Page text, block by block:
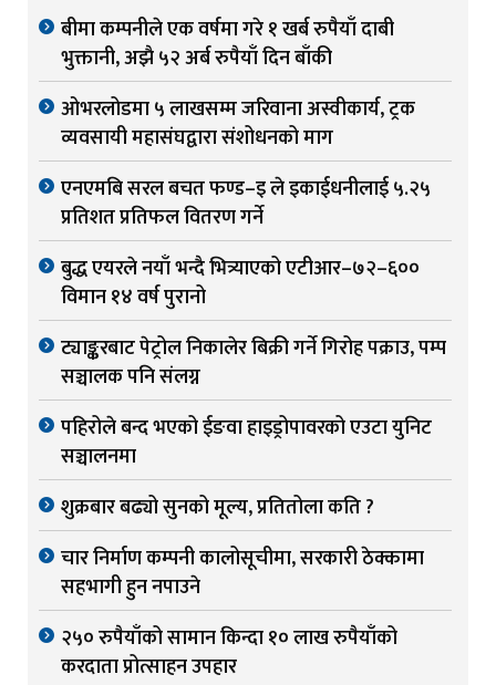
बीमा कम्पनीले एक वर्षमा गरे १ खर्ब रुपैयाँ दाबी
भुक्तानी, अझै ५२ अर्ब रुपैयाँ दिन बाँकी
ओभरलोडमा ५ लाखसम्म जरिवाना अस्वीकार्य, ट्रक
व्यवसायी महासंघद्वारा संशोधनको माग
एनएमबि सरल बचत फण्ड–इ ले इकाईधनीलाई ५.२५
प्रतिशत प्रतिफल वितरण गर्ने
बुद्ध एयरले नयाँ भन्दै भित्र्याएको एटीआर–७२–६००
विमान १४ वर्ष पुरानो
ट्याङ्करबाट पेट्रोल निकालेर बिक्री गर्ने गिरोह पक्राउ, पम्प
सञ्चालक पनि संलग्न
पहिरोले बन्द भएको ईङवा हाइड्रोपावरको एउटा युनिट
सञ्चालनमा
शुक्रबार बढ्यो सुनको मूल्य, प्रतितोला कति ?
चार निर्माण कम्पनी कालोसूचीमा, सरकारी ठेक्कामा
सहभागी हुन नपाउने
२५० रुपैयाँको सामान किन्दा १० लाख रुपैयाँको
करदाता प्रोत्साहन उपहार